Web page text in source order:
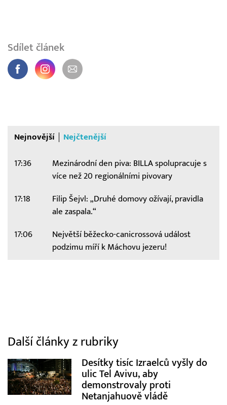
Sdílet článek
Nejnovější Nejčtenější
17:36
Mezinárodní den piva: BILLA spolupracuje s
více než 20 regionálními pivovary
17:18
Filip Šejvl: „Druhé domovy ožívají, pravidla
ale zaspala.“
17:06
Největší běžecko-canicrossová událost
podzimu míří k Máchovu jezeru!
Další články z rubriky
Desítky tisíc Izraelců vyšly do
ulic Tel Avivu, aby
demonstrovaly proti
Netanjahuově vládě